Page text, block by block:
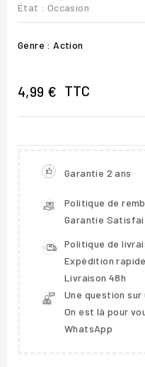
État : Occasion
Genre : Action
4,99 € TTC
Garantie 2 ans
Politique de
Garantie
Politique de
Expédition
Livraison 48h
Une question sur
On est là pour
WhatsApp